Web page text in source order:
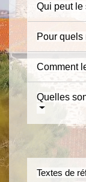
Qui peut le
Pour quels
Comment
Quelles
Textes de